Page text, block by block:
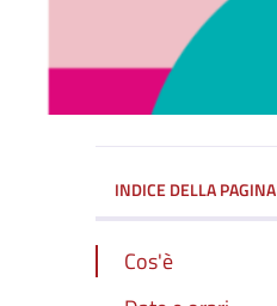
INDICE DELLA PAGINA
Cos'è